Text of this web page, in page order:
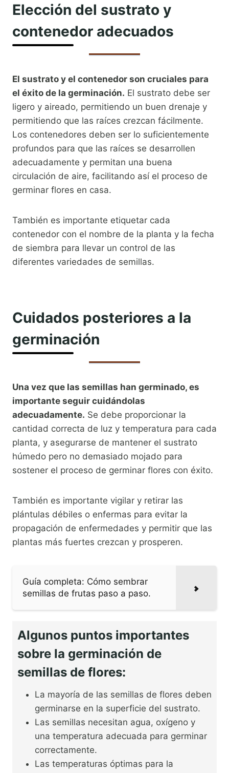
Elección del sustrato y
contenedor adecuados
El sustrato y el contenedor son cruciales para
el éxito de la germinación. El sustrato debe ser
ligero y aireado, permitiendo un buen drenaje y
permitiendo que las raíces crezcan fácilmente.
Los contenedores deben ser lo suficientemente
profundos para que las raíces se desarrollen
adecuadamente y permitan una buena
circulación de aire, facilitando así el proceso de
germinar flores en casa.
También es importante etiquetar cada
contenedor con el nombre de la planta y la fecha
de siembra para llevar un control de las
diferentes variedades de semillas.
Cuidados posteriores a la
germinación
Una vez que las semillas han germinado, es
importante seguir cuidándolas
adecuadamente. Se debe proporcionar la
cantidad correcta de luz y temperatura para cada
planta, y asegurarse de mantener el sustrato
húmedo pero no demasiado mojado para
sostener el proceso de germinar flores con éxito.
También es importante vigilar y retirar las
plántulas débiles o enfermas para evitar la
propagación de enfermedades y permitir que las
plantas más fuertes crezcan y prosperen.
Guía completa: Cómo sembrar
semillas de frutas paso a paso.
Algunos puntos importantes
sobre la germinación de
semillas de flores:
La mayoría de las semillas de flores deben
germinarse en la superficie del sustrato.
Las semillas necesitan agua, oxígeno y
una temperatura adecuada para germinar
correctamente.
Las temperaturas óptimas para la